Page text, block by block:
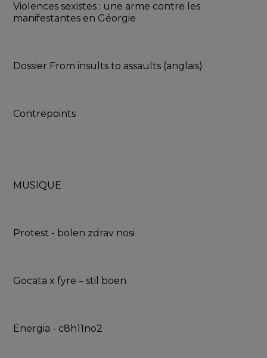
Violences sexistes : une arme contre les
manifestantes en Géorgie
Dossier From insults to assaults (anglais)
Contrepoints
MUSIQUE
Protest - bolen zdrav nosi
Gocata x fyre – stil boen
Energia - c8h11no2